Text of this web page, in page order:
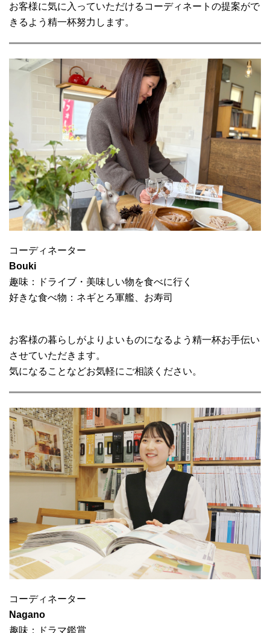
お客様に気に入っていただけるコーディネートの提案がで
きるよう精一杯努力します。
コーディネーター
Bouki
趣味：ドライブ・美味しい物を食べに行く
好きな食べ物：ネギとろ軍艦、お寿司
お客様の暮らしがよりよいものになるよう精一杯お手伝い
させていただきます。
気になることなどお気軽にご相談ください。
コーディネーター
Nagano
趣味：ドラマ鑑賞